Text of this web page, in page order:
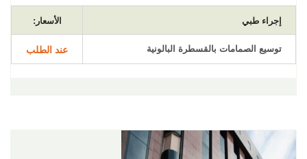
إجراء طبي الأسعار:
توسيع الصمامات بالقسطرة البالونية عند الطلب